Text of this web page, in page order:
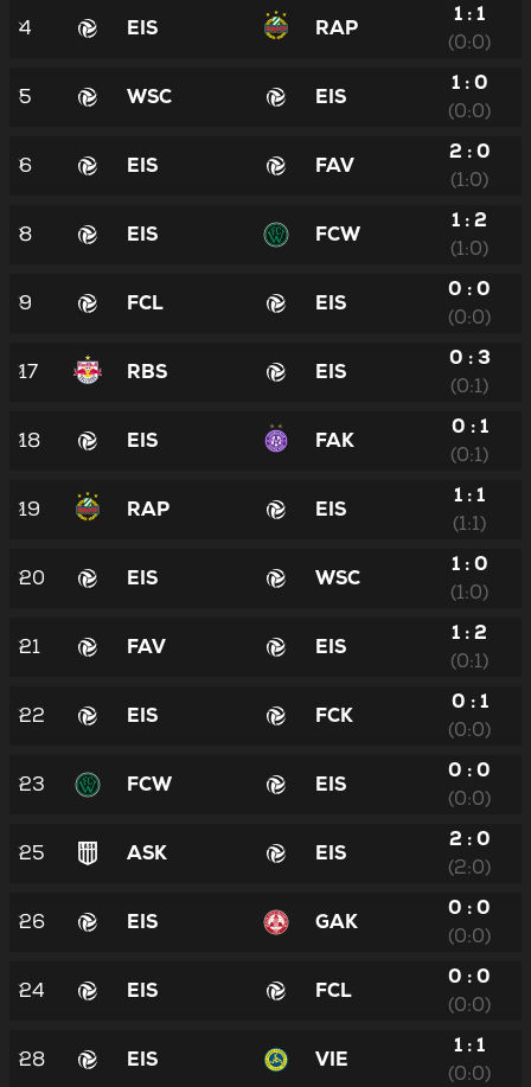
4 EIS RAP
1 : 1
(0:0)
5 WSC EIS
1 : 0
(0:0)
6 EIS FAV
2 : 0
(1:0)
8 EIS FCW
1 : 2
(1:0)
9 FCL EIS
0 : 0
(0:0)
17 RBS EIS
0 : 3
(0:1)
18 EIS FAK
0 : 1
(0:1)
19 RAP EIS
1 : 1
(1:1)
20 EIS WSC
1 : 0
(1:0)
21 FAV EIS
1 : 2
(0:1)
22 EIS FCK
0 : 1
(0:0)
23 FCW EIS
0 : 0
(0:0)
25 ASK EIS
2 : 0
(2:0)
26 EIS GAK
0 : 0
(0:0)
24 EIS FCL
0 : 0
(0:0)
28 EIS VIE
1 : 1
(0:0)